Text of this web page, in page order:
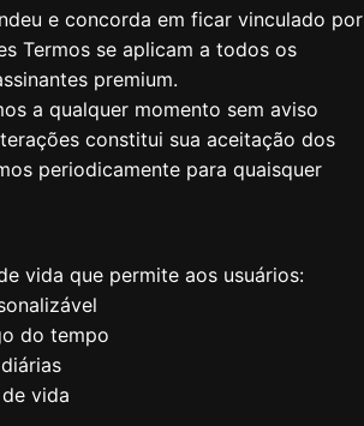
e concorda em ficar vinculado por
Termos se aplicam a todos os
premium.
a qualquer momento sem aviso
constitui sua aceitação dos
periodicamente para quaisquer
vida que permite aos usuários:
do tempo
vida